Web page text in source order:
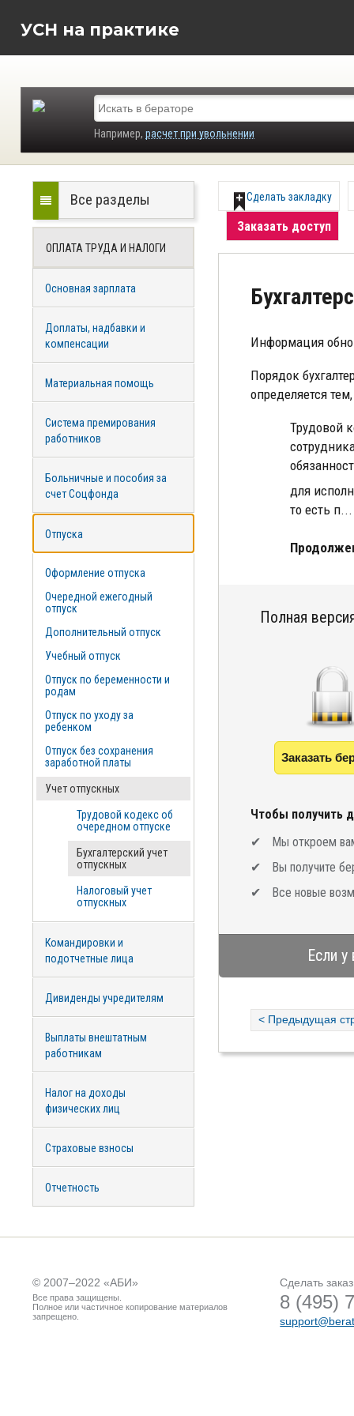
УСН на практике
Например, расчет при увольнении
Сделать закладку
Заказать доступ
Информация
Порядок
определяется тем,
Трудовой
для
то есть п...
Полная
Заказать
Чтобы получить
Мы откроем
Вы получите
Все новые
Если
< Предыдущая
Все разделы
ОПЛАТА ТРУДА И НАЛОГИ
Основная зарплата
Доплаты, надбавки и
компенсации
Материальная помощь
Система премирования
работников
Больничные и пособия за
счет Соцфонда
Отпуска
Оформление отпуска
Очередной ежегодный
отпуск
Дополнительный отпуск
Учебный отпуск
Отпуск по беременности и
родам
Отпуск по уходу за
ребенком
Отпуск без сохранения
заработной платы
Учет отпускных
Трудовой кодекс об
очередном отпуске
Бухгалтерский учет
отпускных
Налоговый учет
отпускных
Командировки и
подотчетные лица
Дивиденды учредителям
Выплаты внештатным
работникам
Налог на доходы
физических лиц
Страховые взносы
Отчетность
© 2007–2022 «АБИ»
Все права защищены.
Полное или частичное копирование материалов
запрещено.
Сделать
8 (495)